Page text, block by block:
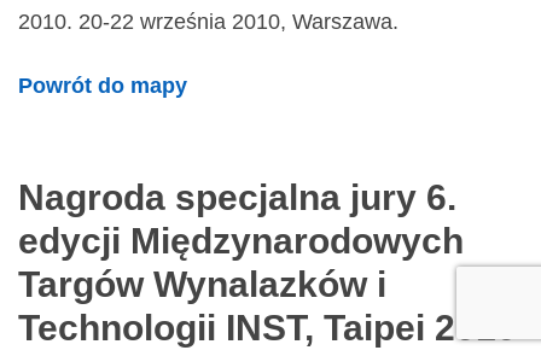
2010. 20-22 września 2010, Warszawa.
Powrót do mapy
Nagroda specjalna jury 6.
edycji Międzynarodowych
Targów Wynalazków i
Technologii INST, Taipei 2010